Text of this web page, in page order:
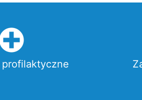
profilaktyczne